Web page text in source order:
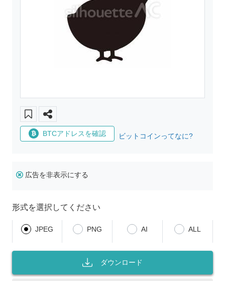
BTCアドレスを確認 ビットコインってなに?
広告を非表示にする
形式を選択してください
JPEG PNG AI ALL
ダウンロード